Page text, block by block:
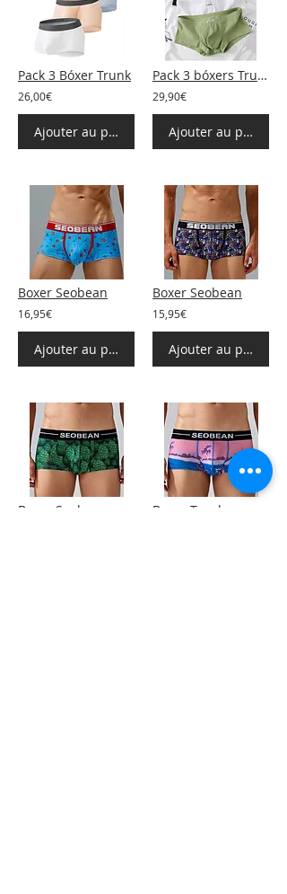
Pack 3 Bóxer Trunk
26,00€
Ajouter au panier
Pack 3 bóxers Trunk suave
29,90€
Ajouter au panier
Boxer Seobean
16,95€
Ajouter au panier
Boxer Seobean
15,95€
Ajouter au panier
Boxer Seobean Boxer Trunk